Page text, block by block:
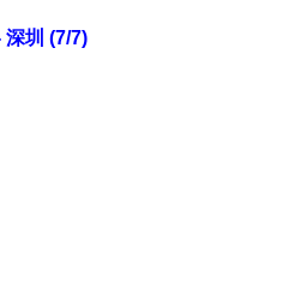
圳 (7/7)